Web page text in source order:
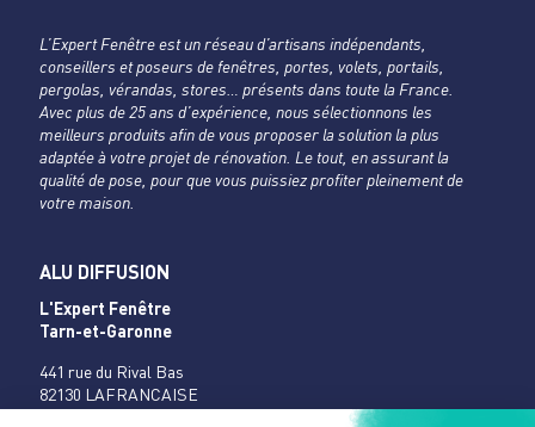
L’Expert Fenêtre est un réseau d’artisans indépendants,
conseillers et poseurs de fenêtres, portes, volets, portails,
pergolas, vérandas, stores… présents dans toute la France.
Avec plus de 25 ans d’expérience, nous sélectionnons les
meilleurs produits afin de vous proposer la solution la plus
adaptée à votre projet de rénovation. Le tout, en assurant la
qualité de pose, pour que vous puissiez profiter pleinement de
votre maison.
ALU DIFFUSION
L'Expert Fenêtre
Tarn-et-Garonne
441 rue du Rival Bas
82130 LAFRANCAISE